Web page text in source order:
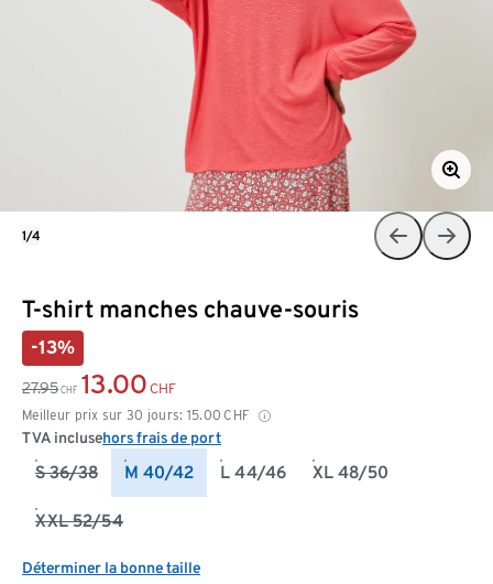
T-shirt manches chauve-souris
-13%
27.95 CHF 13.00 CHF
Meilleur prix sur 30 jours: 15.00 CHF
TVA inclusehors frais de port
S 36/38 M 40/42 L 44/46 XL 48/50
XXL 52/54
Déterminer la bonne taille
1/4